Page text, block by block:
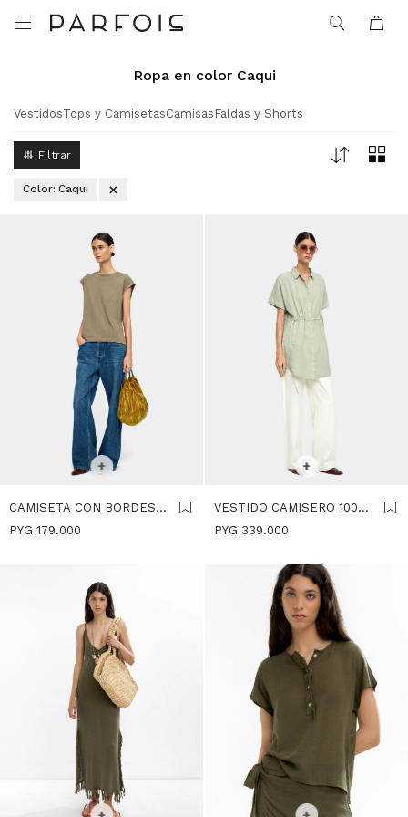

Ropa en color Caqui
VestidosTops y CamisetasCamisas Faldas y Shorts
Color: Caqui
SELECCIONAR TALLE
+
CAMISETA CON BORDES
MARCADOS 100%
PYG 179.000
+
VESTIDO CAMISERO 100%
LYOCELL - CAQUI
PYG 339.000
SELECCIONAR TALLE SELECCIONAR TALLE
L